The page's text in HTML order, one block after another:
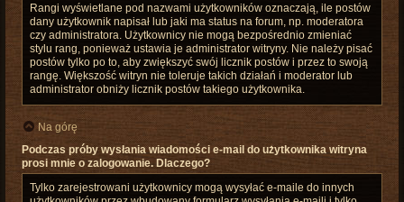
Rangi wyświetlane pod nazwami użytkowników oznaczają, ile postów
dany użytkownik napisał lub jaki ma status na forum, np. moderatora
czy administratora. Użytkownicy nie mogą bezpośrednio zmieniać
stylu rang, ponieważ ustawia je administrator witryny. Nie należy pisać
postów tylko po to, aby zwiększyć swój licznik postów i przez to swoją
rangę. Większość witryn nie toleruje takich działań i moderator lub
administrator obniży licznik postów takiego użytkownika.
Na górę
Podczas próby wysłania wiadomości e-mail do użytkownika witryna
prosi mnie o zalogowanie. Dlaczego?
Tylko zarejestrowani użytkownicy mogą wysyłać e-maile do innych